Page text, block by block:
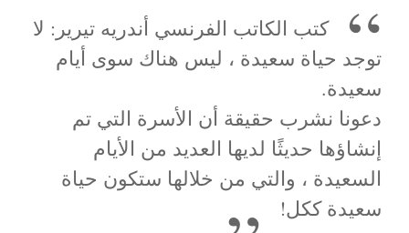
كتب الكاتب الفرنسي أندريه تيرير: لا
توجد حياة سعيدة ، ليس هناك سوى أيام
سعيدة.
دعونا نشرب حقيقة أن الأسرة التي تم
إنشاؤها حديثًا لديها العديد من الأيام
السعيدة ، والتي من خلالها ستكون حياة
سعيدة ككل!